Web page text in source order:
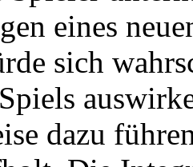
eines
sich
dazu